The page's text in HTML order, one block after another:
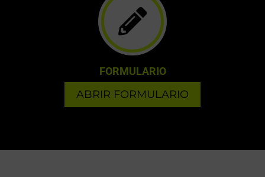
FORMULARIO
ABRIR FORMULARIO